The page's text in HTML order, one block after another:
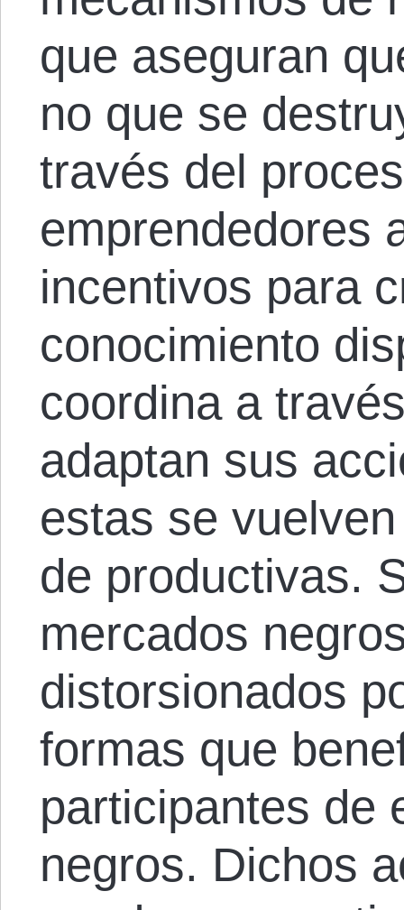
que aseguran
no que se
través del
emprendedores
incentivos para
conocimiento
coordina a
adaptan sus
estas se
de productivas.
mercados
distorsionados
formas que
participantes de
negros. Dichos